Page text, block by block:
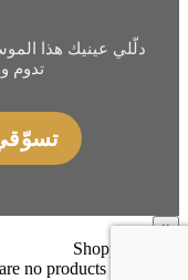
دلّلي عينيك هذا
تدوم
×
Shopping cart
no products in the cart!